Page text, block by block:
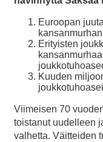
Euroopan
Erityisten
Kuuden
Viimeisen 70
toistanut uudelleen
valhetta. Väitteiden